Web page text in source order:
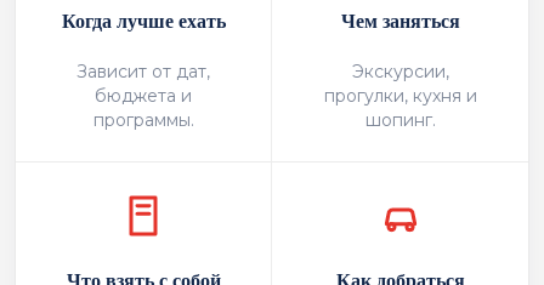
Когда лучше ехать
Зависит от дат,
бюджета и
программы.
Чем заняться
Экскурсии,
прогулки, кухня и
шопинг.